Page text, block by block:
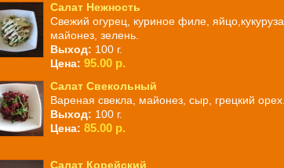
Салат Нежность
Свежий огурец, куриное филе, яйцо,кукуруза,
майонез, зелень.
Выход: 100 г.
Цена: 95.00 р.
Салат Свекольный
Вареная свекла, майонез, сыр, грецкий орех.
Выход: 100 г.
Цена: 85.00 р.
Салат Корейский